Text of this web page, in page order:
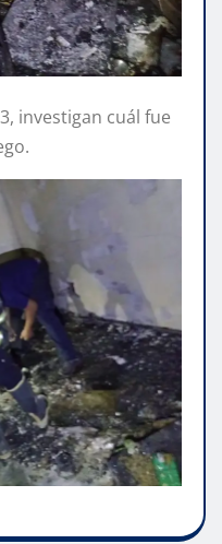
investigan cuál fue